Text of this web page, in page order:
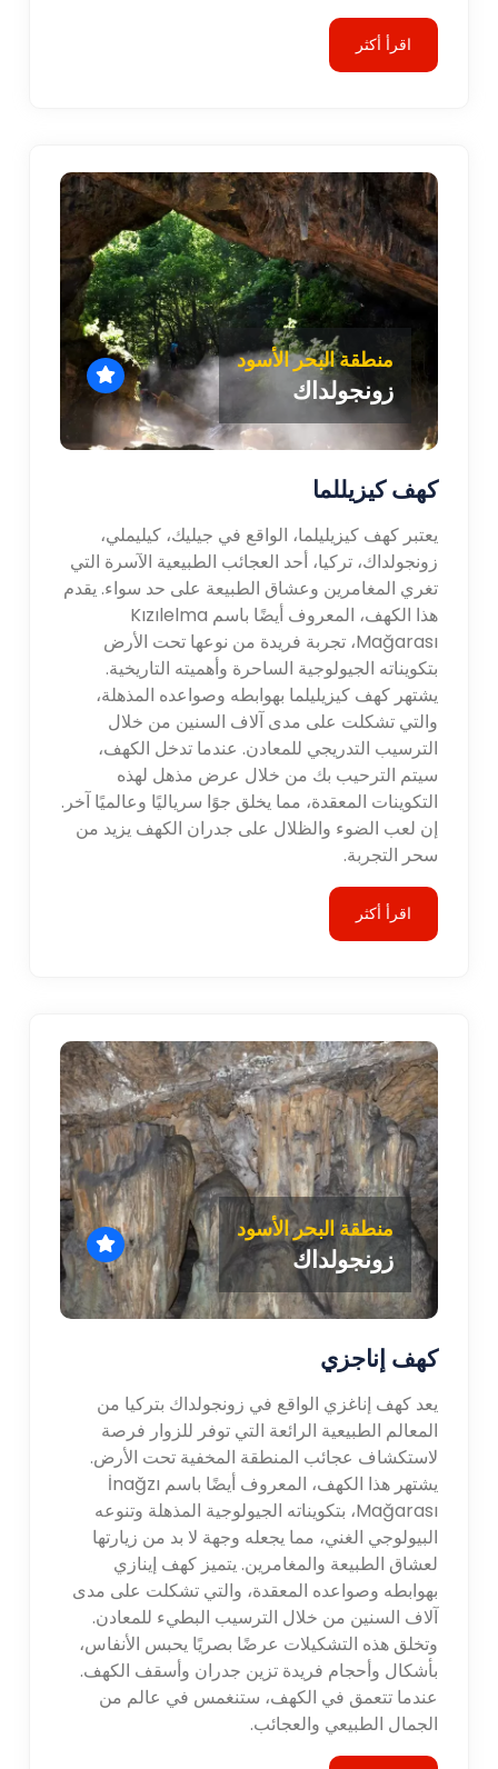
اقرأ أكثر
منطقة البحر الأسود
زونجولداك
كهف كيزيللما
يعتبر كهف كيزيليلما، الواقع في جيليك، كيليملي،
زونجولداك، تركيا، أحد العجائب الطبيعية الآسرة التي
تغري المغامرين وعشاق الطبيعة على حد سواء. يقدم
هذا الكهف، المعروف أيضًا باسم Kızılelma
Mağarası، تجربة فريدة من نوعها تحت الأرض
بتكويناته الجيولوجية الساحرة وأهميته التاريخية.
يشتهر كهف كيزيليلما بهوابطه وصواعده المذهلة،
والتي تشكلت على مدى آلاف السنين من خلال
الترسيب التدريجي للمعادن. عندما تدخل الكهف،
سيتم الترحيب بك من خلال عرض مذهل لهذه
التكوينات المعقدة، مما يخلق جوًا سرياليًا وعالميًا آخر.
إن لعب الضوء والظلال على جدران الكهف يزيد من
سحر التجربة.
اقرأ أكثر
منطقة البحر الأسود
زونجولداك
كهف إناجزي
يعد كهف إناغزي الواقع في زونجولداك بتركيا من
المعالم الطبيعية الرائعة التي توفر للزوار فرصة
لاستكشاف عجائب المنطقة المخفية تحت الأرض.
يشتهر هذا الكهف، المعروف أيضًا باسم İnağzı
Mağarası، بتكويناته الجيولوجية المذهلة وتنوعه
البيولوجي الغني، مما يجعله وجهة لا بد من زيارتها
لعشاق الطبيعة والمغامرين. يتميز كهف إينازي
بهوابطه وصواعده المعقدة، والتي تشكلت على مدى
آلاف السنين من خلال الترسيب البطيء للمعادن.
وتخلق هذه التشكيلات عرضًا بصريًا يحبس الأنفاس،
بأشكال وأحجام فريدة تزين جدران وأسقف الكهف.
عندما تتعمق في الكهف، ستنغمس في عالم من
الجمال الطبيعي والعجائب.